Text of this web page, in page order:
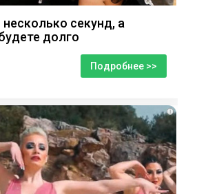
секунд, а
долго
Подробнее >>
i